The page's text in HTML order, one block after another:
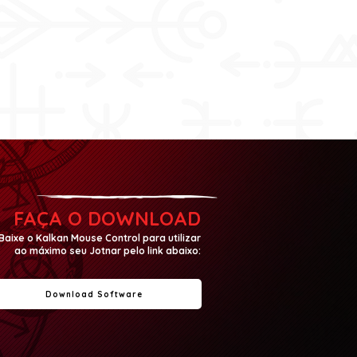
FAÇA O DOWNLOAD
Download Software
o Kalkan Mouse Control para utilizar
ao máximo seu Jotnar pelo link abaixo: